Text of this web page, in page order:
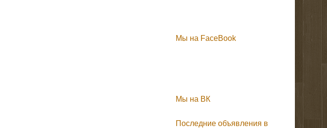
Мы на FaceBook
Мы на ВК
Последние объявления в